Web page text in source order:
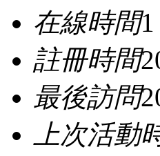
在線時間
註冊時間
最後訪問
上次活動